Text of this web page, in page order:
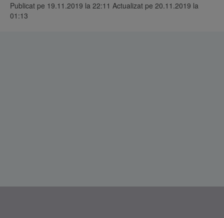
Publicat pe 19.11.2019 la 22:11 Actualizat pe 20.11.2019 la
01:13